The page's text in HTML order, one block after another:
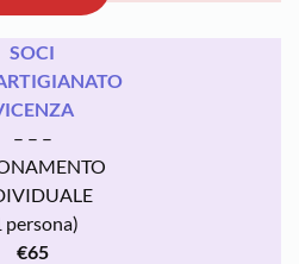
SOCI
– – –
persona)
€65